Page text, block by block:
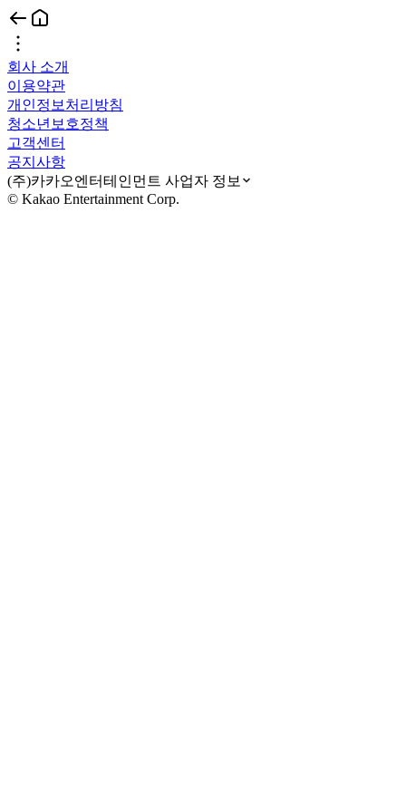
회사 소개
이용약관
개인정보처리방침
청소년보호정책
고객센터
공지사항
(주)카카오엔터테인먼트 사업자 정보
© Kakao Entertainment Corp.